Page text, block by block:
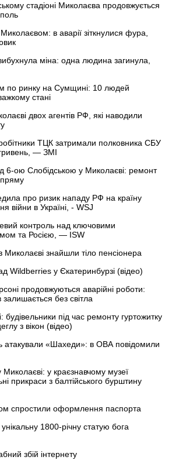
стадіоні Миколаєва продовжується
в аварії зіткнулися фура,
міна: одна людина загинула,
по ринку на Сумщині: 10 людей
стані
двох агентів РФ, які наводили
ТЦК затримали полковника СБУ
— ЗМІ
6-ою Слобідською у Миколаєві: ремонт
про ризик нападу РФ на країну
війни в Україні, - WSJ
контроль над ключовими
та Росією, — ISW
Миколаєві знайшли тіло пенсіонера
Wildberries у Єкатеринбурзі (відео)
продовжуються аварійні роботи:
залишається без світла
будівельники під час ремонту гуртожитку
з вікон (відео)
атакували «Шахеди»: в ОВА повідомили
у краєзнавчому музеї
прикраси з балтійського бурштину
спростили оформлення паспорта
1800-річну статую бога
збій інтернету